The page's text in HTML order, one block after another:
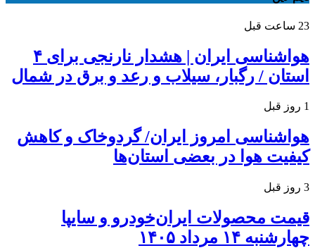
23 ساعت قبل
هواشناسی ایران | هشدار نارنجی برای ۴
استان / رگبار، سیلاب و رعد و برق در شمال
1 روز قبل
هواشناسی امروز ایران/ گردوخاک و کاهش
کیفیت هوا در بعضی استان‌ها
3 روز قبل
قیمت محصولات ایران‌خودرو و سایپا
چهارشنبه ۱۴ مرداد ۱۴۰۵